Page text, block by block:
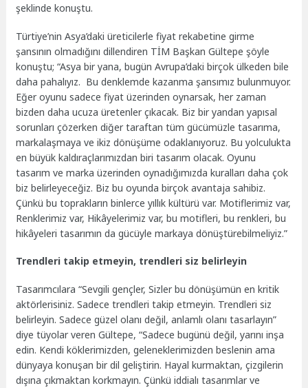
şeklinde konuştu.
Türtiye’nin Asya’daki üreticilerle fiyat rekabetine girme
şansının olmadığını dillendiren TİM Başkan Gültepe şöyle
konuştu; “Asya bir yana, bugün Avrupa’daki birçok ülkeden bile
daha pahalıyız. Bu denklemde kazanma şansımız bulunmuyor.
Eğer oyunu sadece fiyat üzerinden oynarsak, her zaman
bizden daha ucuza üretenler çıkacak. Biz bir yandan yapısal
sorunları çözerken diğer taraftan tüm gücümüzle tasarıma,
markalaşmaya ve ikiz dönüşüme odaklanıyoruz. Bu yolculukta
en büyük kaldıraçlarımızdan biri tasarım olacak. Oyunu
tasarım ve marka üzerinden oynadığımızda kuralları daha çok
biz belirleyeceğiz. Biz bu oyunda birçok avantaja sahibiz.
Çünkü bu toprakların binlerce yıllık kültürü var. Motiflerimiz var,
Renklerimiz var, Hikâyelerimiz var, bu motifleri, bu renkleri, bu
hikâyeleri tasarımın da gücüyle markaya dönüştürebilmeliyiz.”
Trendleri takip etmeyin, trendleri siz belirleyin
Tasarımcılara “Sevgili gençler, Sizler bu dönüşümün en kritik
aktörlerisiniz. Sadece trendleri takip etmeyin. Trendleri siz
belirleyin. Sadece güzel olanı değil, anlamlı olanı tasarlayın”
diye tüyolar veren Gültepe, “Sadece bugünü değil, yarını inşa
edin. Kendi köklerimizden, geleneklerimizden beslenin ama
dünyaya konuşan bir dil geliştirin. Hayal kurmaktan, çizgilerin
dışına çıkmaktan korkmayın. Çünkü iddialı tasarımlar ve